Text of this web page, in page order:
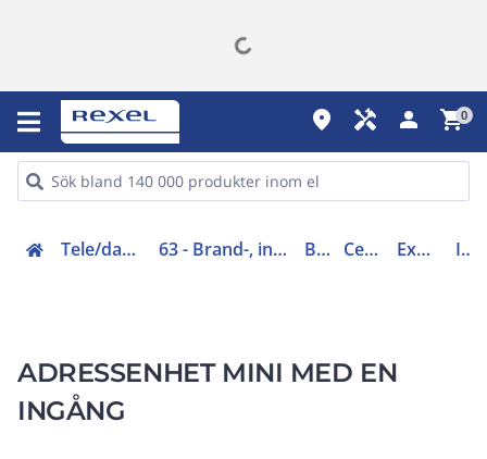
place handyman person shopping_cart0
Tele/data och säkerhet (50-63) 63 - Brand-, inbrottslarm, kameraövervakning Brandlarm Centralapparat Expansionsenhet II950I
ADRESSENHET MINI MED EN
INGÅNG